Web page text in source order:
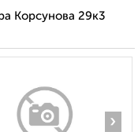
Корсунова 29к3
›